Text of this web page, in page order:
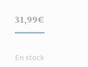
31,99€
En stock